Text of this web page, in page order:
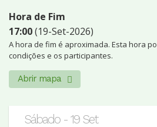
Hora de Fim
17:00(19-Set-2026)
A hora de fim é aproximada. Esta hora
condições e os participantes.
Abrir mapa
Sábado - 19 Set